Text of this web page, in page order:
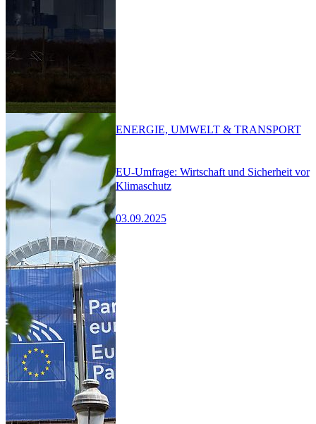
EU-Umfrage: Wirtschaft und Sicherheit vor
Klimaschutz
03.09.2025
ENERGIE, UMWELT & TRANSPORT